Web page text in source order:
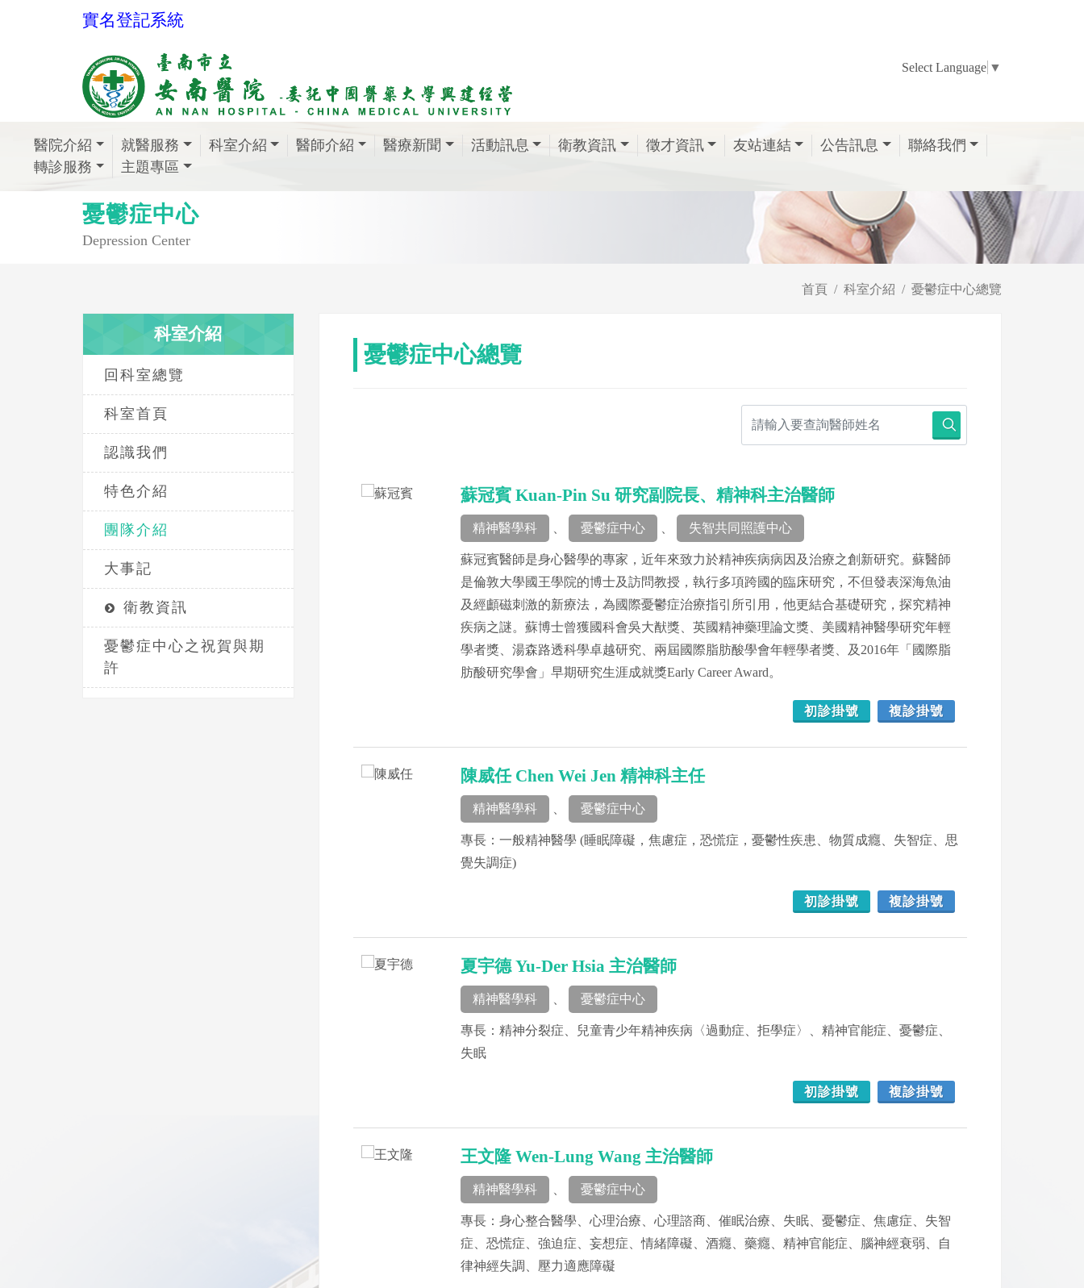
實名登記系統
Select Language ▼
醫院介紹 就醫服務 科室介紹 醫師介紹 醫療新聞 活動訊息 衛教資訊 徵才資訊 友站連結 公告訊息
聯絡我們
轉診服務
主題專區
憂鬱症中心
Depression Center
首頁 科室介紹 憂鬱症中心總覽
科室介紹
回科室總覽
科室首頁
認識我們
特色介紹
團隊介紹
大事記
衛教資訊
憂鬱症中心之祝賀與期
許
憂鬱症中心總覽
蘇冠賓 Kuan-Pin Su 研究副院長、精神科主治醫師
精神醫學科 憂鬱症中心 失智共同照護中心
蘇冠賓醫師是身心醫學的專家，近年來致力於精神疾病病因及治療之創新研究。蘇醫師
是倫敦大學國王學院的博士及訪問教授，執行多項跨國的臨床研究，不但發表深海魚油
及經顱磁刺激的新療法，為國際憂鬱症治療指引所引用，他更結合基礎研究，探究精神
疾病之謎。蘇博士曾獲國科會吳大猷獎、英國精神藥理論文獎、美國精神醫學研究年輕
學者獎、湯森路透科學卓越研究、兩屆國際脂肪酸學會年輕學者獎、及2016年「國際脂
肪酸研究學會」早期研究生涯成就獎Early Career Award。
初診掛號 複診掛號
陳威任 Chen Wei Jen 精神科主任
精神醫學科 憂鬱症中心
專長：一般精神醫學 (睡眠障礙，焦慮症，恐慌症，憂鬱性疾患、物質成癮、失智症、思
覺失調症)
初診掛號 複診掛號
夏宇德 Yu-Der Hsia 主治醫師
精神醫學科 憂鬱症中心
專長：精神分裂症、兒童青少年精神疾病〈過動症、拒學症〉、精神官能症、憂鬱症、
失眠
初診掛號 複診掛號
王文隆 Wen-Lung Wang 主治醫師
精神醫學科 憂鬱症中心
專長：身心整合醫學、心理治療、心理諮商、催眠治療、失眠、憂鬱症、焦慮症、失智
症、恐慌症、強迫症、妄想症、情緒障礙、酒癮、藥癮、精神官能症、腦神經衰弱、自
律神經失調、壓力適應障礙